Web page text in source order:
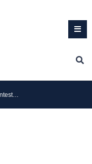
La figure du père : entre contestation, rupture et/ou réconciliation dans L’élève et la leçon de M. Haddad et 1994 de A. Meddi